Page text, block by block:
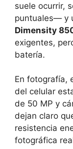
suele ocurrir,
puntuales— y
Dimensity
exigentes,
batería.
En fotografía,
del celular
de 50 MP y
dejan claro
resistencia
fotográfica